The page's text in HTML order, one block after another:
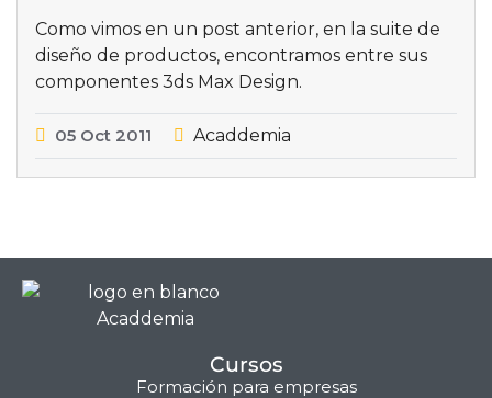
Como vimos en un post anterior, en la suite de
diseño de productos, encontramos entre sus
componentes 3ds Max Design.
05 Oct 2011 Acaddemia
Cursos
Formación para empresas